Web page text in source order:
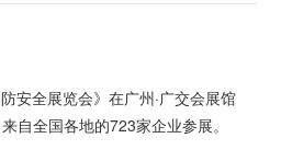
安全展览会》在广州·广交会展馆
自全国各地的723家企业参展。